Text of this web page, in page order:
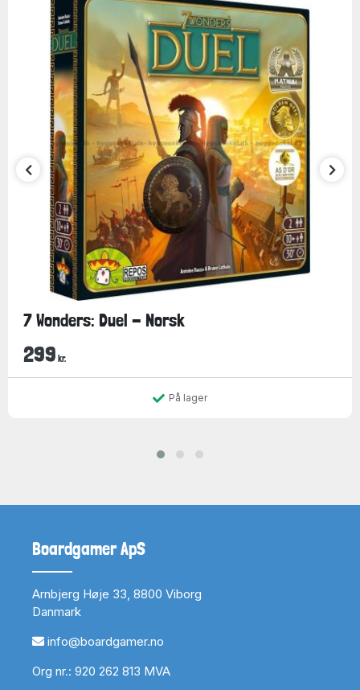
7 Wonders: Duel - Norsk
299 kr.
På lager
Boardgamer ApS
Arnbjerg Høje 33, 8800 Viborg
Danmark
info@boardgamer.no
Org nr.: 920 262 813 MVA